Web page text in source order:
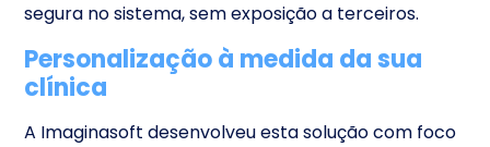
segura no sistema, sem exposição a terceiros.
Personalização à medida da sua
clínica
A Imaginasoft desenvolveu esta solução com foco